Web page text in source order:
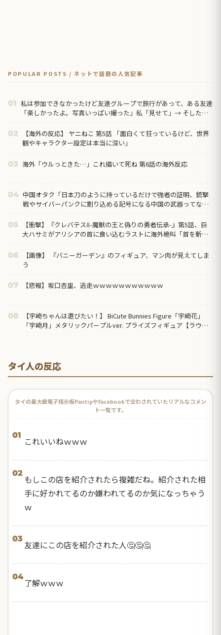
POPULAR POSTS / ネットで話題の人気記事
01 私は参加できなかったけど友達グループで旅行があって、ある友達
「楽しかったよ。写真いっぱい撮った」私「見せて」→ そしたら
02
【海外の反応】 ヤニねこ 第5話 「面白くて狂っているけど、世界
観やキャラクター設定は本当に深い」
03 海外「ウルっときた…」これ描いて死ね 第6話の海外反応
04 中国オタク「日本刀のように持っているだけで強者の証明、銃撃
戦やサイバーパンクに割り込める記号になる中国の武器ってなん
05
【衝撃】『クレバテスⅡ-魔獣の王と偽りの勇者伝承-』第5話、巨
大ハサミがアリシアの首に食い込むラストに海外絶叫「首を斬り
06
【画像】 『バニーガーデン』のフィギュア、マン肉が見えてしま
う
07 【悲報】坂口杏里、逃走ｗｗｗｗｗｗｗｗｗｗｗ
08
【宇崎ちゃんは遊びたい！】 BiCute Bunnies Figure「宇崎花」
「宇崎月」メタリックパープルver. プライズフィギュア【ラウン
タイ人の反応
タイの最大級電子掲示板PantipやFacebookで交わされていたリアルなコメン
ト一覧です。
01
これいいねｗｗｗ
02
もしこの店を紹介されたら複雑だね。紹介された相
手に好かれてるのか嫌われてるのか気になっちゃう
ｗ
03
友達にこの店を紹介された人🤔🤔🤔
04
了解ｗｗｗ